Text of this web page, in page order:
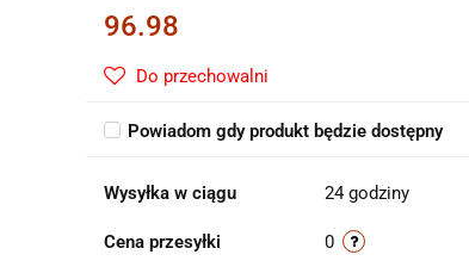
96.98
Do przechowalni
Powiadom gdy produkt będzie dostępny
Wysyłka w ciągu 24 godziny
Cena przesyłki 0